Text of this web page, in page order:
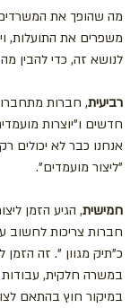
מה שהופך את המשרדים
משפרים את התועלות,
לנושא זה, כדי להבין
רביעית, חברות
חדשים ו"יוצרות
אנחנו כבר לא יכולים
"ליצור מועמדים".
חמישית, הגיע הזמן
חברות צריכות לחשוב
כ"תיק מגוון ". זה
במשרה חלקית, עבודות